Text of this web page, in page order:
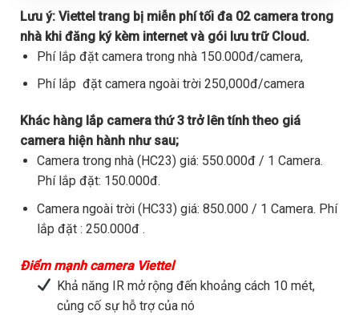
Lưu ý: Viettel trang bị miễn phí tối đa 02 camera trong
nhà khi đăng ký kèm internet và gói lưu trữ Cloud.
Phí lắp đặt camera trong nhà 150.000đ/camera,
Phí lắp đặt camera ngoài trời 250,000đ/camera
Khác hàng lắp camera thứ 3 trở lên tính theo giá
camera hiện hành như sau;
Camera trong nhà (HC23) giá: 550.000đ / 1 Camera.
Phí lắp đặt: 150.000đ.
Camera ngoài trời (HC33) giá: 850.000 / 1 Camera. Phí
lắp đặt : 250.000đ .
Điểm mạnh camera Viettel
Khả năng IR mở rộng đến khoảng cách 10 mét,
củng cố sự hỗ trợ của nó